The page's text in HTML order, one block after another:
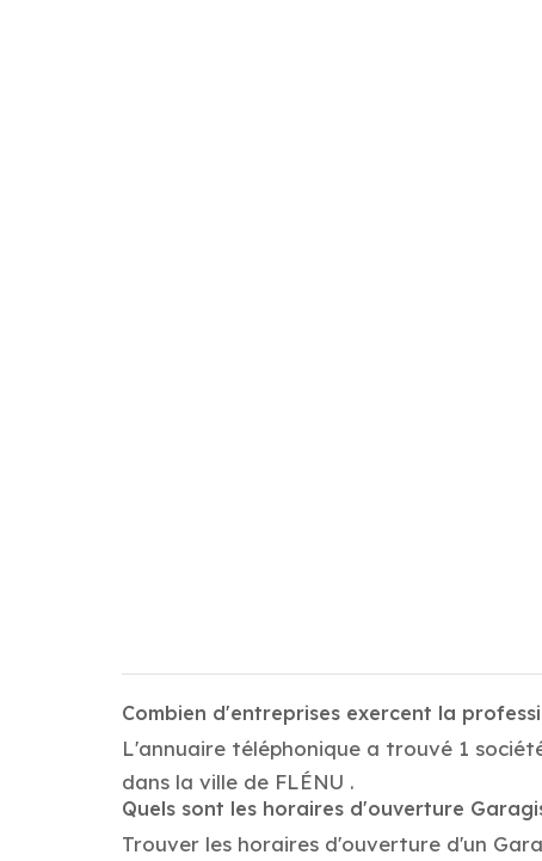
Combien d'entreprises exercent la
L'annuaire téléphonique a trouvé 1
dans la ville de FLÉNU .
Quels sont les horaires d'ouverture
Trouver les horaires d'ouverture d'un